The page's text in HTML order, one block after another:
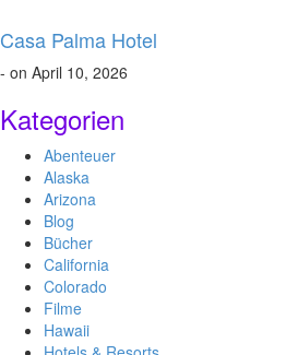
Casa Palma Hotel
- on April 10, 2026
Kategorien
Abenteuer
Alaska
Arizona
Blog
Bücher
California
Colorado
Filme
Hawaii